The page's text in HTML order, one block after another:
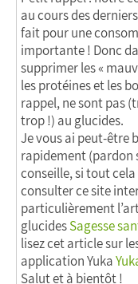
au cours des
fait pour une
importante ! Donc
supprimer les «
les protéines et les
rappel, ne sont pas
trop !) au glucides.
Je vous ai peut-être
rapidement (pardon
conseille, si tout
consulter ce site
particulièrement
glucidesSagesse
lisez cet article sur
application Yuka
Salut et à bientôt !